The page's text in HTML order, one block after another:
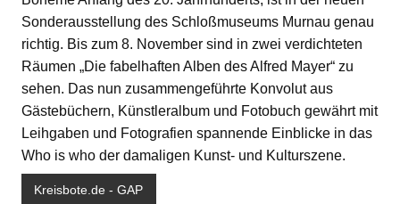
Sonderausstellung des Schloßmuseums Murnau genau
richtig. Bis zum 8. November sind in zwei verdichteten
Räumen „Die fabelhaften Alben des Alfred Mayer“ zu
sehen. Das nun zusammengeführte Konvolut aus
Gästebüchern, Künstleralbum und Fotobuch gewährt mit
Leihgaben und Fotografien spannende Einblicke in das
Who is who der damaligen Kunst- und Kulturszene.
Kreisbote.de - GAP